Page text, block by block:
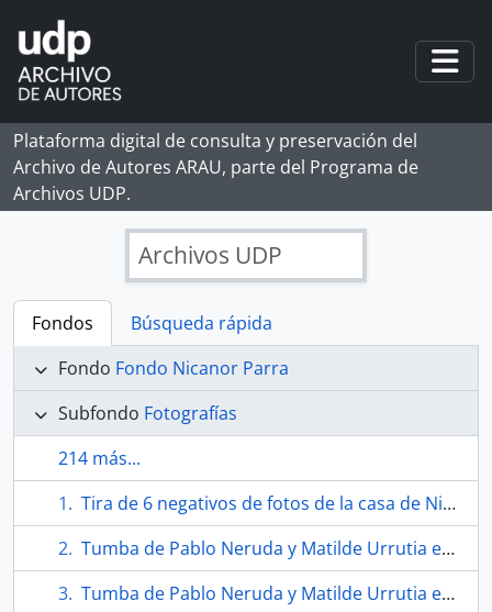
Skip to main content
Plataforma digital de consulta y preservación del
Archivo de Autores ARAU, parte del Programa de
Archivos UDP.
Archivos UDP
Fondos
Búsqueda rápida
Fondo Fondo Nicanor Parra
Subfondo Fotografías
214 más...
Tira de 6 negativos de fotos de la casa de Nicanor Parra
Tumba de Pablo Neruda y Matilde Urrutia en Isla Negra
Tumba de Pablo Neruda y Matilde Urrutia en Isla Negra